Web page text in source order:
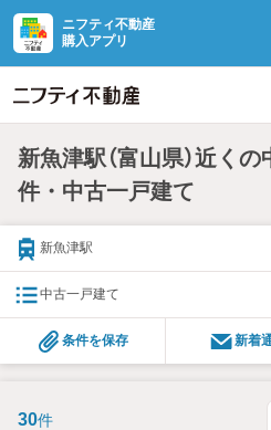
ニフティ不動産
購入アプリ
新魚津駅（富山県）近く
件・中古一戸建て
新魚津駅
中古一戸建て
条件を保存 新着
30件